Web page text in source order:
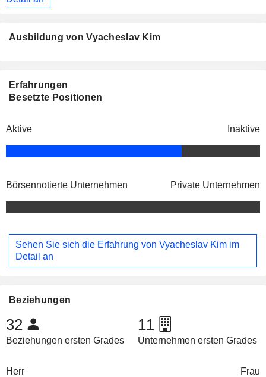
Ausbildung von Vyacheslav Kim
Erfahrungen
Besetzte Positionen
Aktive Inaktive
Börsennotierte Unternehmen Private Unternehmen
Sehen Sie sich die Erfahrung von Vyacheslav Kim im
Detail an
Beziehungen
32
Beziehungen ersten Grades
11
Unternehmen ersten Grades
Herr Frau